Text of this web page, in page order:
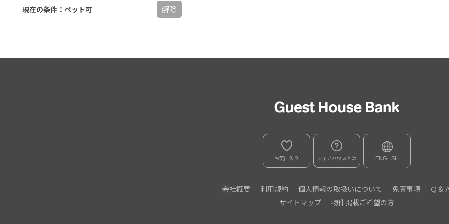
現在の条件：ペット可 解除
お気に入り シェアハウスとは ENGLISH
会社概要 利用規約 個人情報の取扱いについて 免責事項
Ｑ＆
サイトマップ
物件掲載ご希望の方